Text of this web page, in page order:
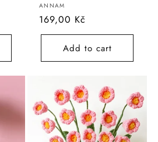
Vendor:
ANNAM
Regular
price
169,00 Kč
Add to cart